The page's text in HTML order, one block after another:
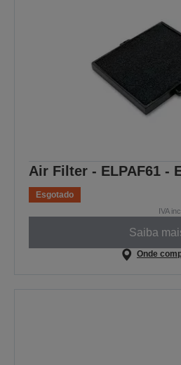
Air Filter - ELPAF61 -
Esgotado
IVA
Saiba
Onde